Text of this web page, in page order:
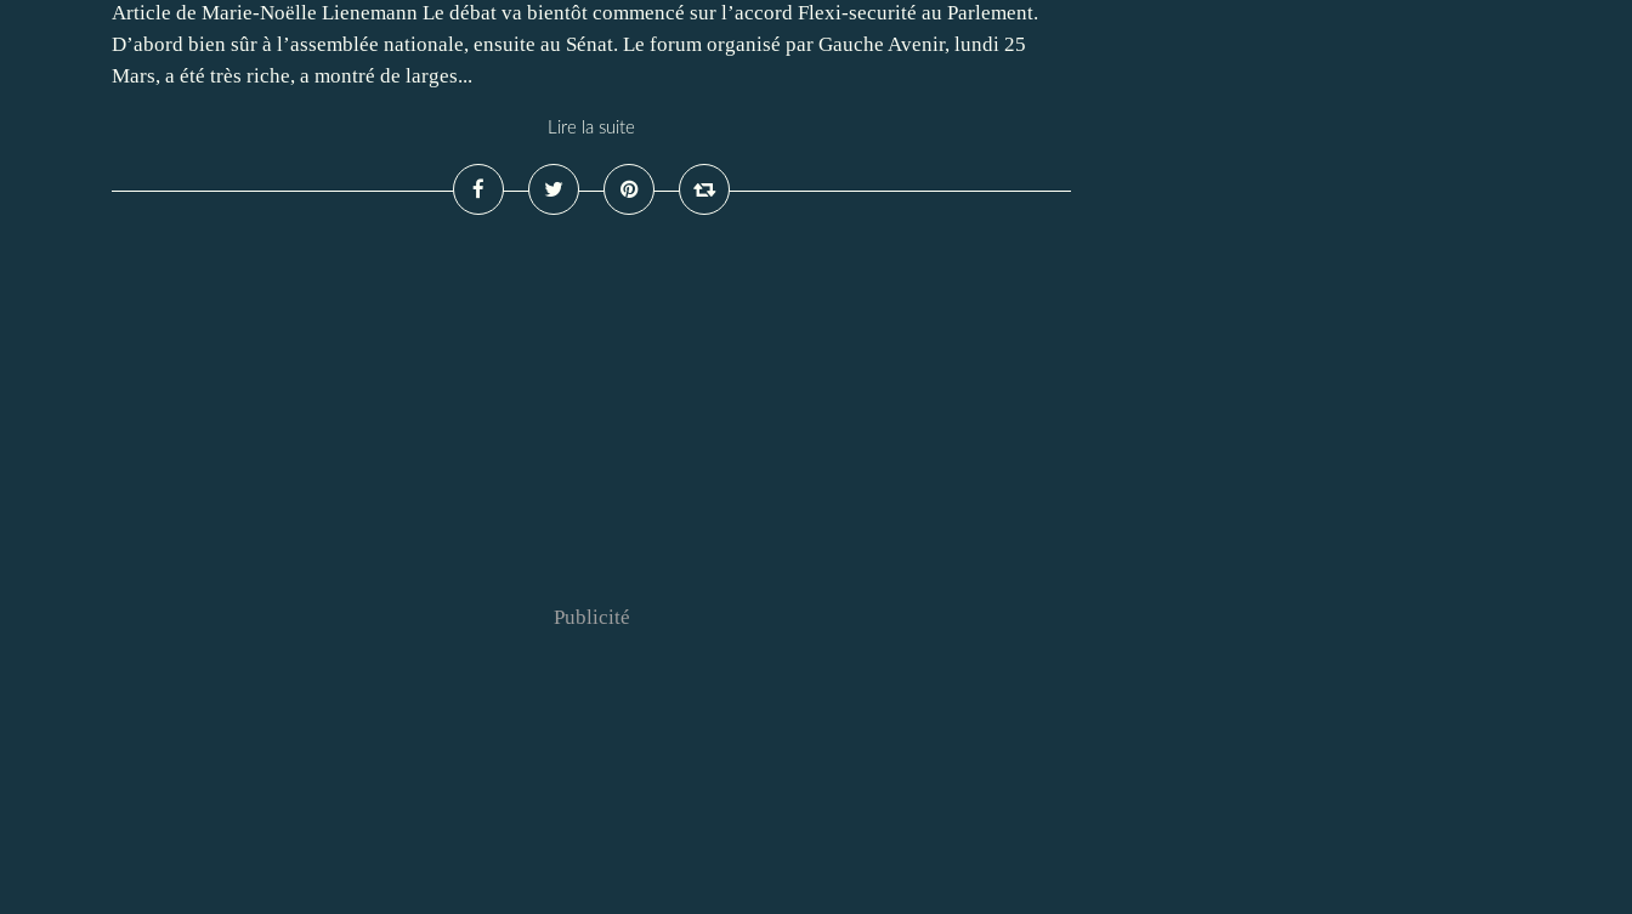
Article de Marie-Noëlle Lienemann Le débat va bientôt commencé sur l’accord Flexi-securité au Parlement.
D’abord bien sûr à l’assemblée nationale, ensuite au Sénat. Le forum organisé par Gauche Avenir, lundi 25
Mars, a été très riche, a montré de larges...
Lire la suite
Publicité